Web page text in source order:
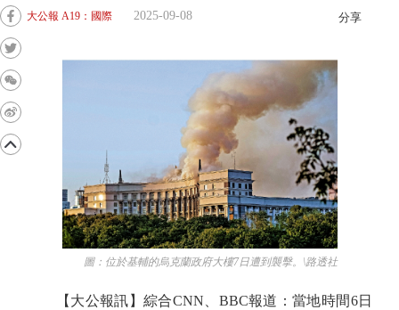
大公報 A19：國際 2025-09-08 分享
圖：位於基輔的烏克蘭政府大樓7日遭到襲擊。\路透社
【大公報訊】綜合CNN、BBC報道：當地時間6日